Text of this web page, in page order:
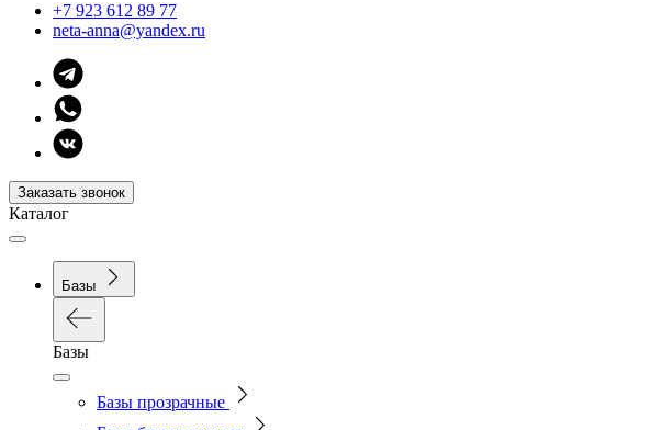
+7 923 612 89 77
neta-anna@yandex.ru
Заказать звонок
Каталог
Базы
Базы
Базы прозрачные